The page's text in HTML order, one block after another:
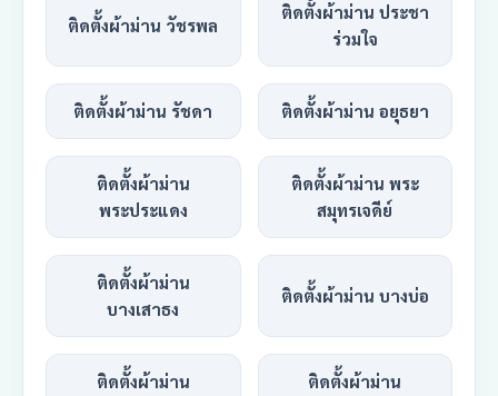
ติดตั้งผ้าม่าน วัชรพล
ติดตั้งผ้าม่าน ประชา
ร่วมใจ
ติดตั้งผ้าม่าน รัชดา ติดตั้งผ้าม่าน อยุธยา
ติดตั้งผ้าม่าน
พระประแดง
ติดตั้งผ้าม่าน พระ
สมุทรเจดีย์
ติดตั้งผ้าม่าน
บางเสาธง
ติดตั้งผ้าม่าน บางบ่อ
ติดตั้งผ้าม่าน
ติดตั้งผ้าม่าน